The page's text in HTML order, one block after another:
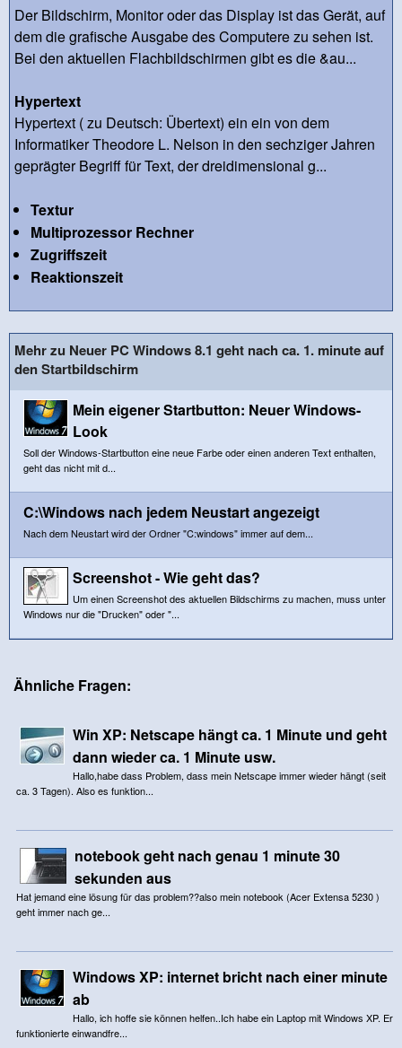
Der Bildschirm, Monitor oder das Display ist das Gerät, auf
dem die grafische Ausgabe des Computere zu sehen ist.
Bei den aktuellen Flachbildschirmen gibt es die &au...
Hypertext
Hypertext ( zu Deutsch: Übertext) ein ein von dem
Informatiker Theodore L. Nelson in den sechziger Jahren
geprägter Begriff für Text, der dreidimensional g...
Textur
Multiprozessor Rechner
Zugriffszeit
Reaktionszeit
Mehr zu Neuer PC Windows 8.1 geht nach ca. 1. minute auf
den Startbildschirm
Mein eigener Startbutton: Neuer Windows-
Look
Soll der Windows-Startbutton eine neue Farbe oder einen anderen Text enthalten,
geht das nicht mit d...
C:\Windows nach jedem Neustart angezeigt
Nach dem Neustart wird der Ordner "C:windows" immer auf dem...
Screenshot - Wie geht das?
Um einen Screenshot des aktuellen Bildschirms zu machen, muss unter
Windows nur die "Drucken" oder "...
Ähnliche Fragen:
Win XP: Netscape hängt ca. 1 Minute und geht
dann wieder ca. 1 Minute usw.
Hallo,habe dass Problem, dass mein Netscape immer wieder hängt (seit
ca. 3 Tagen). Also es funktion...
notebook geht nach genau 1 minute 30
sekunden aus
Hat jemand eine lösung für das problem??also mein notebook (Acer Extensa 5230 )
geht immer nach ge...
Windows XP: internet bricht nach einer minute
ab
Hallo, ich hoffe sie können helfen..Ich habe ein Laptop mit Windows XP. Er
funktionierte einwandfre...